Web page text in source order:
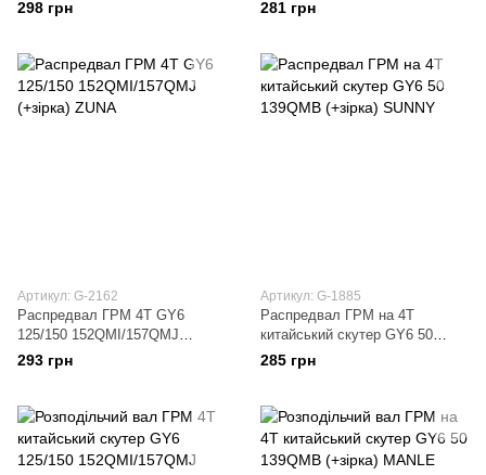
298 грн 281 грн
Артикул: G-2162
Распредвал ГРМ 4T GY6
125/150 152QMI/157QMJ
(+зірка) ZUNA
293 грн
Артикул: G-1885
Распредвал ГРМ на 4T
китайський скутер GY6 50
139QMB (+зірка) SUNNY
285 грн